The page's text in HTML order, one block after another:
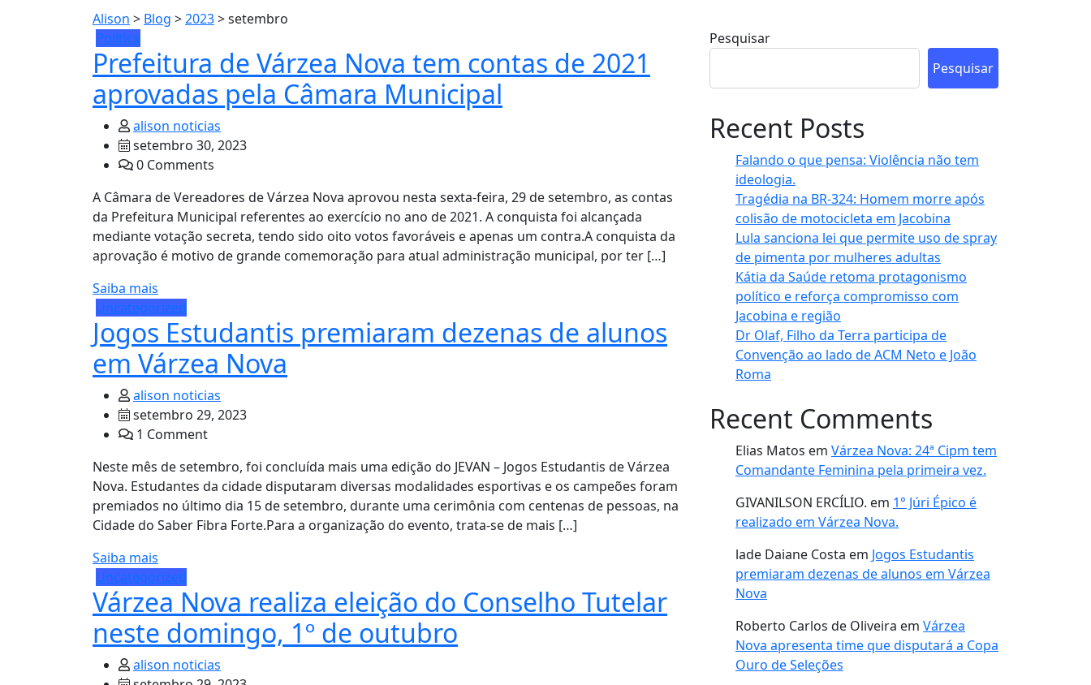
Alison > Blog >2023>setembro
Política
Prefeitura de Várzea Nova tem contas de 2021
aprovadas pela Câmara Municipal
alison noticias
setembro 30, 2023
0 Comments
A Câmara de Vereadores de Várzea Nova aprovou nesta sexta-feira, 29 de setembro, as contas
da Prefeitura Municipal referentes ao exercício no ano de 2021. A conquista foi alcançada
mediante votação secreta, tendo sido oito votos favoráveis e apenas um contra.A conquista da
aprovação é motivo de grande comemoração para atual administração municipal, por ter […]
Saiba mais
Uncategorized
Jogos Estudantis premiaram dezenas de alunos
em Várzea Nova
alison noticias
setembro 29, 2023
1 Comment
Neste mês de setembro, foi concluída mais uma edição do JEVAN – Jogos Estudantis de Várzea
Nova. Estudantes da cidade disputaram diversas modalidades esportivas e os campeões foram
premiados no último dia 15 de setembro, durante uma cerimônia com centenas de pessoas, na
Cidade do Saber Fibra Forte.Para a organização do evento, trata-se de mais […]
Saiba mais
Uncategorized
Várzea Nova realiza eleição do Conselho Tutelar
neste domingo, 1º de outubro
alison noticias
Pesquisar
Pesquisar
Recent Posts
Falando o que pensa: Violência não tem
ideologia.
Tragédia na BR-324: Homem morre após
colisão de motocicleta em Jacobina
Lula sanciona lei que permite uso de spray
de pimenta por mulheres adultas
Kátia da Saúde retoma protagonismo
político e reforça compromisso com
Jacobina e região
Dr Olaf, Filho da Terra participa de
Convenção ao lado de ACM Neto e João
Roma
Recent Comments
Elias Matos em Várzea Nova: 24ª Cipm tem
Comandante Feminina pela primeira vez.
GIVANILSON ERCÍLIO. em 1° Júri Épico é
realizado em Várzea Nova.
lade Daiane Costa em Jogos Estudantis
premiaram dezenas de alunos em Várzea
Nova
Roberto Carlos de Oliveira em Várzea
Nova apresenta time que disputará a Copa
Ouro de Seleções